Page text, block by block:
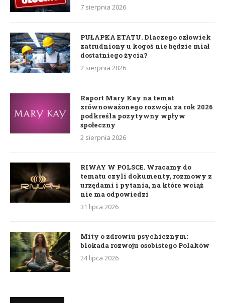
7 sierpnia 2026
PUŁAPKA ETATU. Dlaczego człowiek
zatrudniony u kogoś nie będzie miał
dostatniego życia?
2 sierpnia 2026
Raport Mary Kay na temat
zrównoważonego rozwoju za rok 2026
podkreśla pozytywny wpływ
społeczny
2 sierpnia 2026
RIWAY W POLSCE. Wracamy do
tematu czyli dokumenty, rozmowy z
urzędami i pytania, na które wciąż
nie ma odpowiedzi
31 lipca 2026
Mity o zdrowiu psychicznym:
blokada rozwoju osobistego Polaków
24 lipca 2026